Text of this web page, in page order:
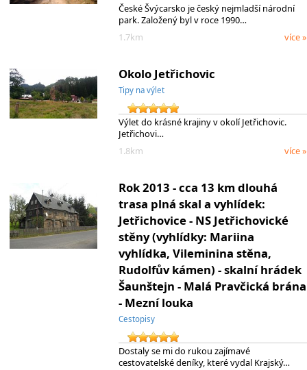
České Švýcarsko je český nejmladší národní
park. Založený byl v roce 1990…
1.7km
více »
Okolo Jetřichovic
Tipy na výlet
Výlet do krásné krajiny v okolí Jetřichovic.
Jetřichovi…
1.8km
více »
Rok 2013 - cca 13 km dlouhá
trasa plná skal a vyhlídek:
Jetřichovice - NS Jetřichovické
stěny (vyhlídky: Mariina
vyhlídka, Vileminina stěna,
Rudolfův kámen) - skalní hrádek
Šaunštejn - Malá Pravčická brána
- Mezní louka
Cestopisy
Dostaly se mi do rukou zajímavé
cestovatelské deníky, které vydal Krajský…